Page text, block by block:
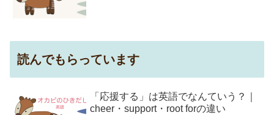
読んでもらっています
「応援する」は英語でなんていう？｜
cheer・support・root forの違い